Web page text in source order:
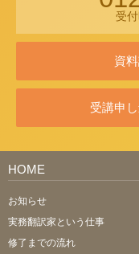
受
資
受講申
HOME
お知らせ
実務翻訳家という仕事
修了までの流れ